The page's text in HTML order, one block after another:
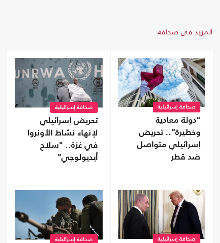
المزيد في صحافة
صحافة إسرائيلية
"دولة معادية
وخطيرة".. تحريض
إسرائيلي متواصل
ضد قطر
صحافة إسرائيلية
تحريض إسرائيلي
لإنهاء نشاط الأونروا
في غزة.. "سلاح
أيديولوجي"
صحافة إسرائيلية صحافة إسرائيلية